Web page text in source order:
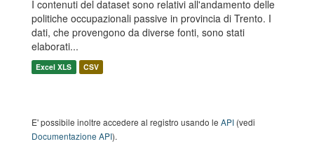
I contenuti del dataset sono relativi all'andamento delle
politiche occupazionali passive in provincia di Trento. I
dati, che provengono da diverse fonti, sono stati
elaborati...
Excel XLS CSV
E' possibile inoltre accedere al registro usando le API (vedi
Documentazione API).